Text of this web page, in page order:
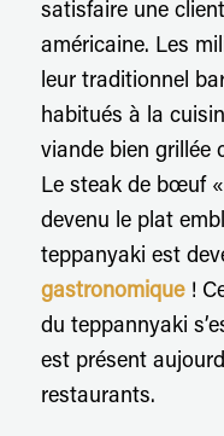
satisfaire une
américaine. Les
leur traditionnel
habitués à la
viande bien grillée
Le steak de bœuf
devenu le plat
teppanyaki est
gastronomique!
du teppannyaki
est présent
restaurants.